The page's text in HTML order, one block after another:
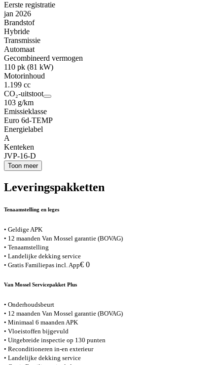
Eerste registratie
jan 2026
Brandstof
Hybride
Transmissie
Automaat
Gecombineerd vermogen
110 pk (81 kW)
Motorinhoud
1.199 cc
CO₂-uitstoot
103 g/km
Emissieklasse
Euro 6d-TEMP
Energielabel
A
Kenteken
JVP-16-D
Toon meer
Leveringspakketten
Tenaamstelling en leges
• Geldige APK
• 12 maanden Van Mossel garantie (BOVAG)
• Tenaamstelling
• Landelijke dekking service
• Gratis Familiepas incl. App€ 0
Van Mossel Servicepakket Plus
• Onderhoudsbeurt
• 12 maanden Van Mossel garantie (BOVAG)
• Minimaal 6 maanden APK
• Vloeistoffen bijgevuld
• Uitgebreide inspectie op 130 punten
• Reconditioneren in-en exterieur
• Landelijke dekking service